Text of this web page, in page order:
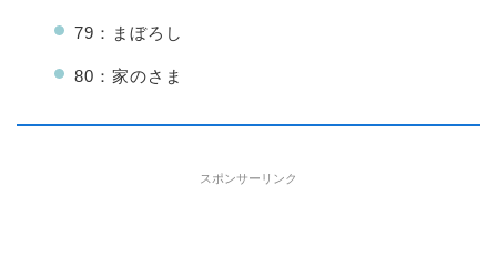
79：まぼろし
80：家のさま
スポンサーリンク